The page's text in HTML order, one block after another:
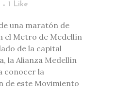
1 Like
una maratón de
el Metro de Medellín
de la capital
la Alianza Medellín
conocer la
de este Movimiento